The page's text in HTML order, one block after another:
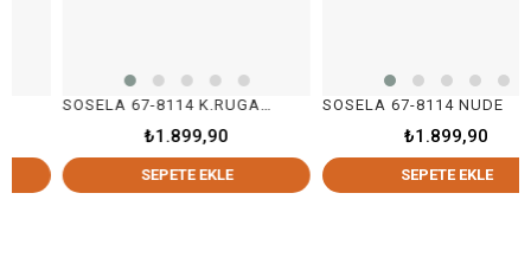
SOSELA 67-8114 K.RUGAN SİYAH
₺1.899,90
SEPETE EKLE
SOSELA 67-8114 NUDE
₺1.899,90
SEPETE EKLE